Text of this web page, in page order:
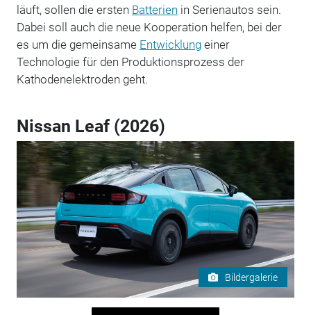
läuft, sollen die ersten Batterien in Serienautos sein.
Dabei soll auch die neue Kooperation helfen, bei der
es um die gemeinsame Entwicklungeiner
Technologie für den Produktionsprozess der
Kathodenelektroden geht.
Nissan Leaf (2026)
Bildergalerie